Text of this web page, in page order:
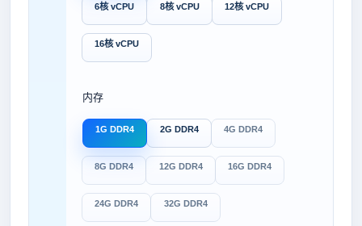
6核 vCPU 8核 vCPU 12核 vCPU
16核 vCPU
内存
1G DDR4 2G DDR4 4G DDR4
8G DDR4 12G DDR4 16G DDR4
24G DDR4 32G DDR4